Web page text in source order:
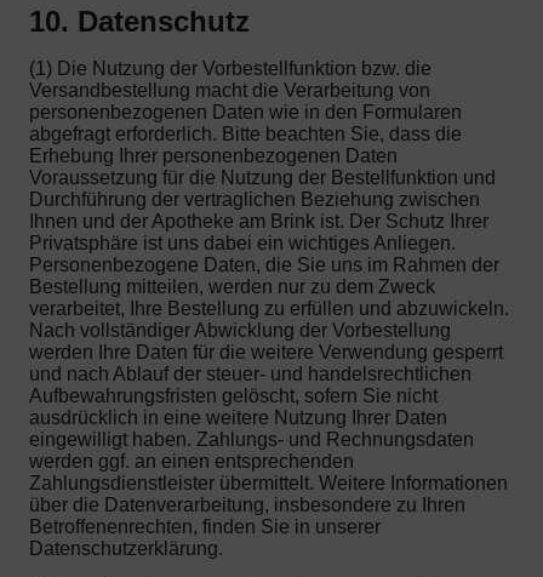
10. Datenschutz
(1) Die Nutzung der Vorbestellfunktion bzw. die
Versandbestellung macht die Verarbeitung von
personenbezogenen Daten wie in den Formularen
abgefragt erforderlich. Bitte beachten Sie, dass die
Erhebung Ihrer personenbezogenen Daten
Voraussetzung für die Nutzung der Bestellfunktion und
Durchführung der vertraglichen Beziehung zwischen
Ihnen und der Apotheke am Brink ist. Der Schutz Ihrer
Privatsphäre ist uns dabei ein wichtiges Anliegen.
Personenbezogene Daten, die Sie uns im Rahmen der
Bestellung mitteilen, werden nur zu dem Zweck
verarbeitet, Ihre Bestellung zu erfüllen und abzuwickeln.
Nach vollständiger Abwicklung der Vorbestellung
werden Ihre Daten für die weitere Verwendung gesperrt
und nach Ablauf der steuer- und handelsrechtlichen
Aufbewahrungsfristen gelöscht, sofern Sie nicht
ausdrücklich in eine weitere Nutzung Ihrer Daten
eingewilligt haben. Zahlungs- und Rechnungsdaten
werden ggf. an einen entsprechenden
Zahlungsdienstleister übermittelt. Weitere Informationen
über die Datenverarbeitung, insbesondere zu Ihren
Betroffenenrechten, finden Sie in unserer
Datenschutzerklärung.